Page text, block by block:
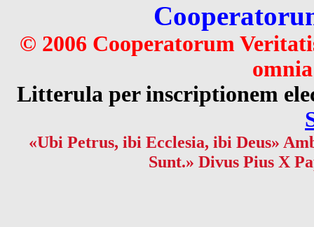
© 2006 Cooperatorum
Litterula per inscriptionem
«Ubi Petrus, ibi Ecclesia, ibi Deus»
Sunt.» Divus Pius X